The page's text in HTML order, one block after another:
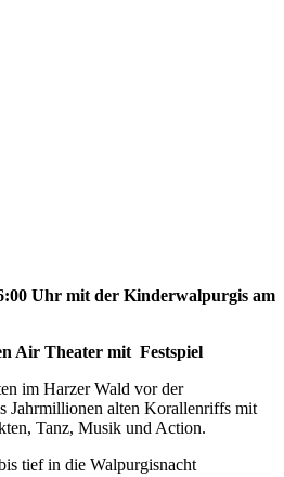
Uhr mit der Kinderwalpurgis am
Air Theater mit Festspiel
im Harzer Wald vor der
Jahrmillionen alten Korallenriffs mit
Tanz, Musik und Action.
tief in die Walpurgisnacht